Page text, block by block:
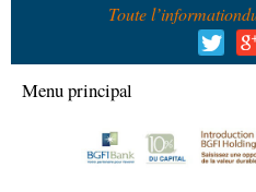
Toute l’information
Menu principal